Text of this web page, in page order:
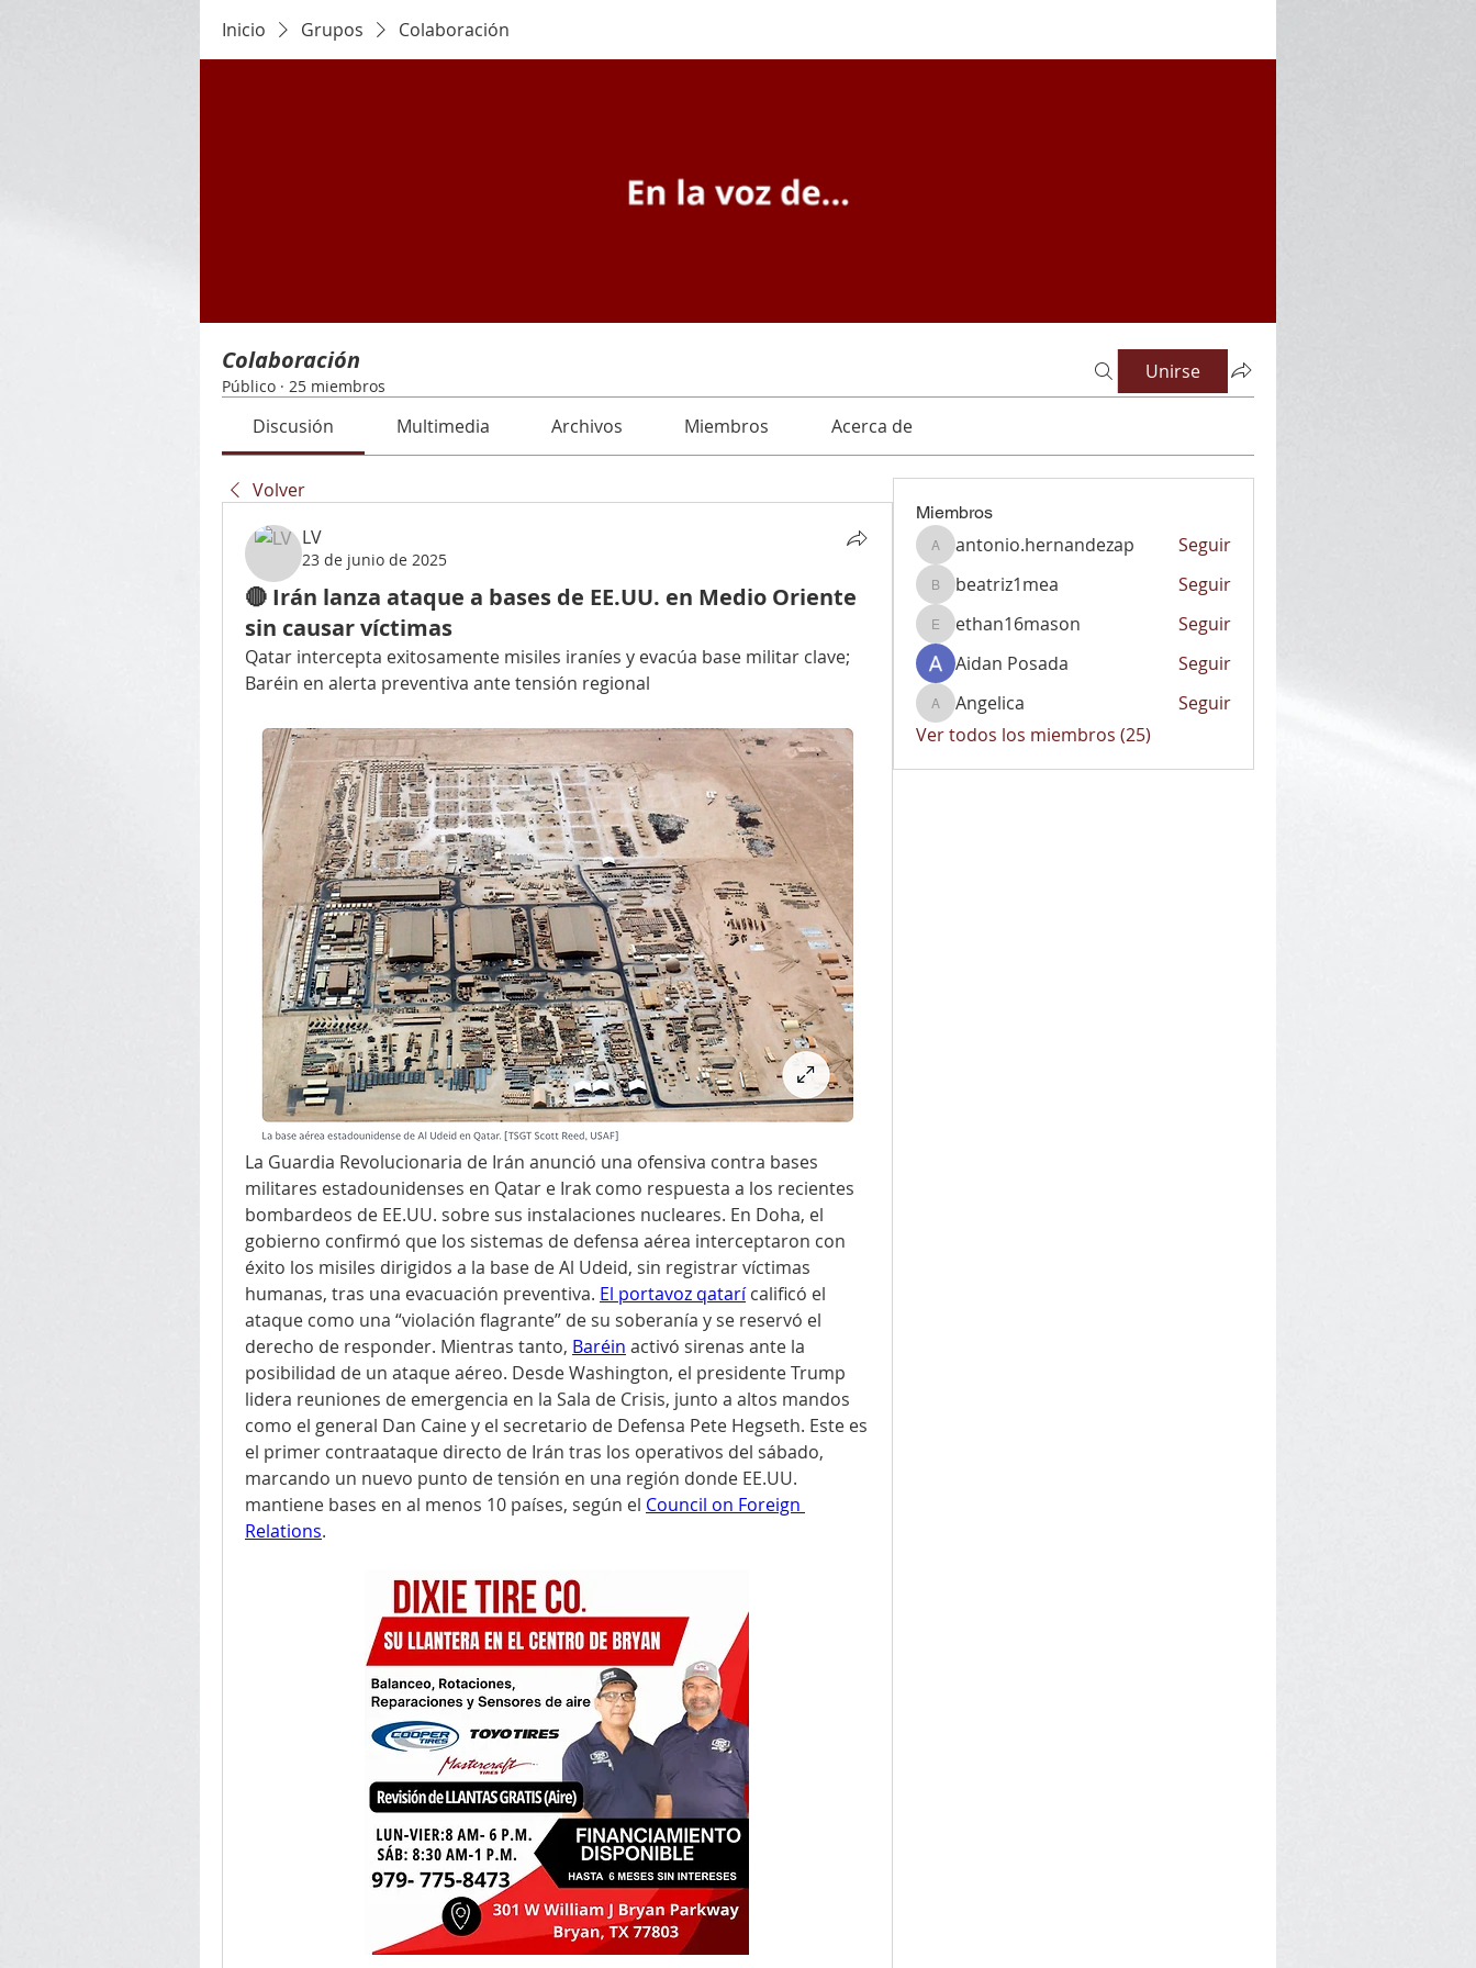
Inicio Grupos Colaboración
Colaboración
Público · 25 miembros
Unirse
Discusión Multimedia Archivos Miembros Acerca de
Volver
LV
23 de junio de 2025
🔴 Irán lanza ataque a bases de EE.UU. en Medio Oriente
sin causar víctimas
Qatar intercepta exitosamente misiles iraníes y evacúa base militar clave;
Baréin en alerta preventiva ante tensión regional
La Guardia Revolucionaria de Irán anunció una ofensiva contra bases
militares estadounidenses en Qatar e Irak como respuesta a los recientes
bombardeos de EE.UU. sobre sus instalaciones nucleares. En Doha, el
gobierno confirmó que los sistemas de defensa aérea interceptaron con
éxito los misiles dirigidos a la base de Al Udeid, sin registrar víctimas
humanas, tras una evacuación preventiva. El portavoz qatarí calificó el
ataque como una “violación flagrante” de su soberanía y se reservó el
derecho de responder. Mientras tanto, Baréin activó sirenas ante la
posibilidad de un ataque aéreo. Desde Washington, el presidente Trump
lidera reuniones de emergencia en la Sala de Crisis, junto a altos mandos
como el general Dan Caine y el secretario de Defensa Pete Hegseth. Este es
el primer contraataque directo de Irán tras los operativos del sábado,
marcando un nuevo punto de tensión en una región donde EE.UU.
mantiene bases en al menos 10 países, según el Council on Foreign
Relations.
Miembros
antonio.hernandezap
antonio.hernandezap Seguir
beatriz1mea
beatriz1mea Seguir
ethan16mason
ethan16mason
Seguir
Aidan Posada
Seguir
Angelica
Angelica
Seguir
Ver todos los miembros (25)